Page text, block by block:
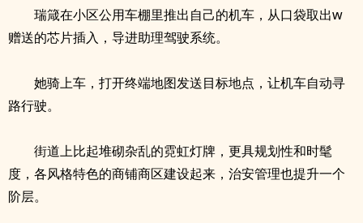
瑞箴在小区公用车棚里推出自己的机车，从口袋取出w
赠送的芯片插入，导进助理驾驶系统。
她骑上车，打开终端地图发送目标地点，让机车自动寻
路行驶。
街道上比起堆砌杂乱的霓虹灯牌，更具规划性和时髦
度，各风格特色的商铺商区建设起来，治安管理也提升一个
阶层。